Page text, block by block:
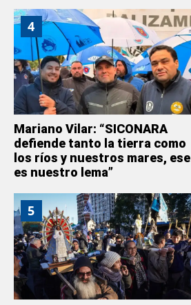
4
Mariano Vilar: “SICONARA
defiende tanto la tierra como
los ríos y nuestros mares, ese
es nuestro lema”
5